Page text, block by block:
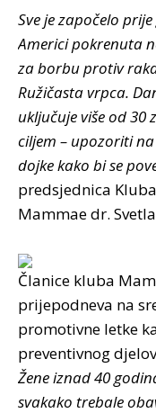
Sve je započelo
Americi pokrenuta
za borbu protiv
Ružičasta vrpca.
uključuje više od 30
ciljem – upozoriti
dojke kako bi se
predsjednica
Mammae dr.
Članice kluba
prijepodneva na
promotivne letke
preventivnog
Žene iznad 40
svakako trebale